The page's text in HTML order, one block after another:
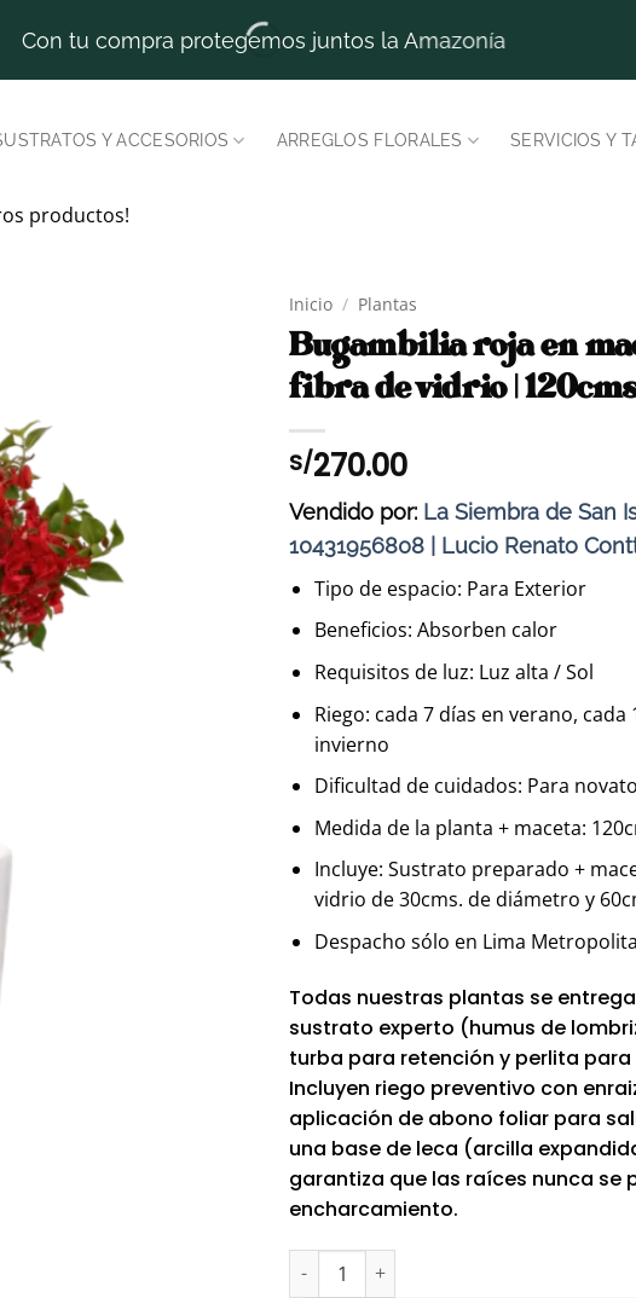
Con tu compra protegemos juntos la Amazonía
Y ACCESORIOS ARREGLOS FLORALES SERVICIOS Y
productos!
Inicio / Plantas
Bugambilia roja en
fibra de vidrio |
S/270.00
Vendido por: La Siembra de San
10431956808 | Lucio Renato
Tipo de espacio: Para Exterior
Beneficios: Absorben calor
Requisitos de luz: Luz alta / Sol
Riego: cada 7 días en verano, cada
invierno
Dificultad de cuidados: Para
Medida de la planta + maceta:
Incluye: Sustrato preparado +
vidrio de 30cms. de diámetro y
Despacho sólo en Lima
Todas nuestras plantas se
sustrato experto (humus de
turba para retención y perlita
Incluyen riego preventivo con
aplicación de abono foliar para
una base de leca (arcilla
garantiza que las raíces nunca se
encharcamiento.
Bugambilia roja en maceta de fibra de